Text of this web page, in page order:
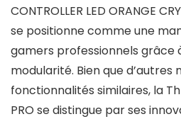
CONTROLLER LED ORANGE
se positionne comme une
gamers professionnels grâce
modularité. Bien que
fonctionnalités similaires, la
PRO se distingue par ses